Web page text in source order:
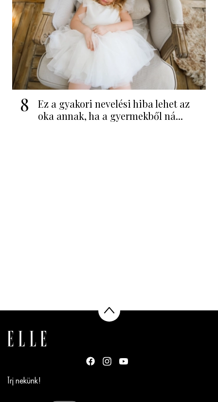
8
Ez a gyakori nevelési hiba lehet az
oka annak, ha a gyermekből ná...
Írj nekünk!